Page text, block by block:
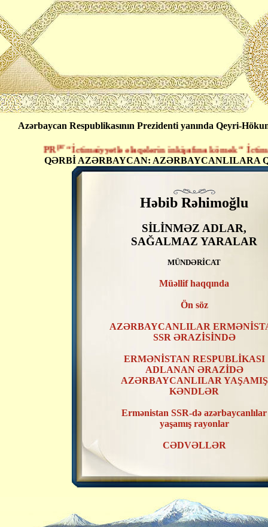
Azərbaycan Respublikasının Prezidenti yanında Qeyri-
pr“İctimaiyyətlə əlaqələrin inkişafına kömək “ İctimai
QƏRBİ AZƏRBAYCAN: AZƏRBAYCANLILARA
Həbib Rəhimoğlu
SİLİNMƏZ ADLAR,
SAĞALMAZ YARALAR
MÜNDƏRİCAT
Müəllif haqqında
Ön söz
AZƏRBAYCANLILAR
SSR ƏRAZİSİNDƏ
ERMƏNİSTAN RESPUBLİKASI
ADLANAN ƏRAZİDƏ
AZƏRBAYCANLILAR YAŞAMIŞ
KƏNDLƏR
Ermənistan SSR-də azərbaycanlılar
yaşamış rayonlar
CƏDVƏLLƏR
ERMƏNİSTAN SSR
AZƏRBAYCANLILAR YAŞAMIŞ
KƏNDLƏRİN RAYONLAR
TƏSNİFATI